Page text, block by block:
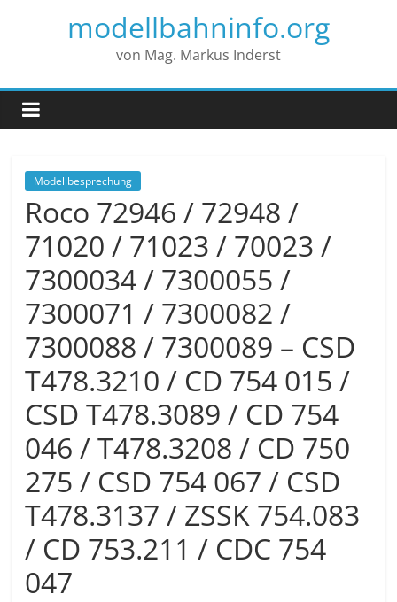
modellbahninfo.org
von Mag. Markus Inderst
Modellbesprechung
Roco 72946 / 72948 /
71020 / 71023 / 70023 /
7300034 / 7300055 /
7300071 / 7300082 /
7300088 / 7300089 – CSD
T478.3210 / CD 754 015 /
CSD T478.3089 / CD 754
046 / T478.3208 / CD 750
275 / CSD 754 067 / CSD
T478.3137 / ZSSK 754.083
/ CD 753.211 / CDC 754
047